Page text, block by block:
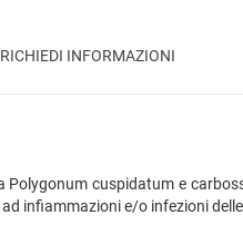
RICHIEDI INFORMAZIONI
Polygonum cuspidatum e
infiammazioni e/o infezioni